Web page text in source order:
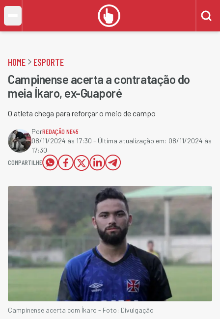
HOME ESPORTE
Campinense acerta a contratação do
meia Íkaro, ex-Guaporé
O atleta chega para reforçar o meio de campo
PorREDAÇÃO NE45
08/11/2024 às 17:30 - Última atualização em: 08/11/2024 às
17:30
COMPARTILHE
Campinense acerta com Íkaro - Foto: Divulgação